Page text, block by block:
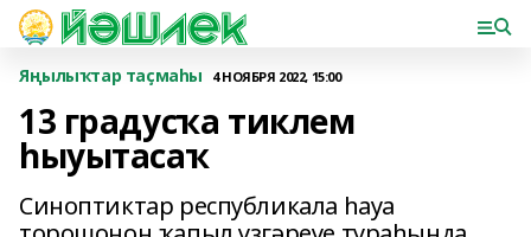
Яңылыҡтар таҫмаһы 4 НОЯБРЯ 2022, 15:00
13 градусҡа тиклем
һыуытасаҡ
Синоптиктар республикала һауа